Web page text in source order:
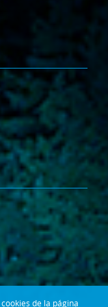
de la página